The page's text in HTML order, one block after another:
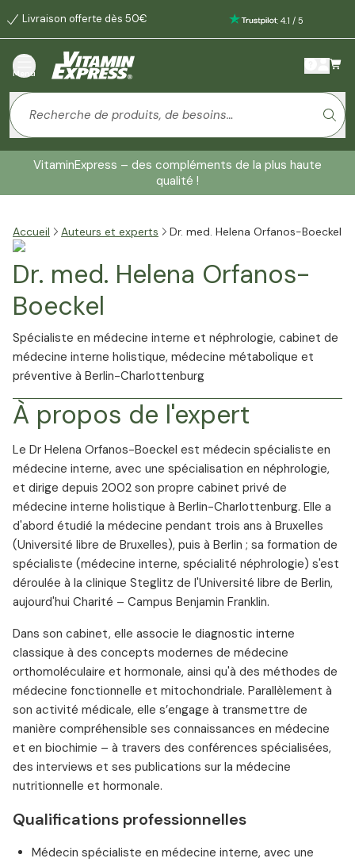
Livraison offerte dès 50€ : 4.1 / 5
Menu
VitaminExpress – des compléments de la plus haute
qualité !
Accueil Auteurs et experts Dr. med. Helena Orfanos-Boeckel
Dr. med. Helena Orfanos-
Boeckel
Spécialiste en médecine interne et néphrologie, cabinet de
médecine interne holistique, médecine métabolique et
préventive à Berlin-Charlottenburg
À propos de l'expert
Le Dr Helena Orfanos-Boeckel est médecin spécialiste en
médecine interne, avec une spécialisation en néphrologie,
et dirige depuis 2002 son propre cabinet privé de
médecine interne holistique à Berlin-Charlottenburg. Elle a
d'abord étudié la médecine pendant trois ans à Bruxelles
(Université libre de Bruxelles), puis à Berlin ; sa formation de
spécialiste (médecine interne, spécialité néphrologie) s'est
déroulée à la clinique Steglitz de l'Université libre de Berlin,
aujourd'hui Charité – Campus Benjamin Franklin.
Dans son cabinet, elle associe le diagnostic interne
classique à des concepts modernes de médecine
orthomoléculaire et hormonale, ainsi qu'à des méthodes de
médecine fonctionnelle et mitochondriale. Parallèlement à
son activité médicale, elle s’engage à transmettre de
manière compréhensible ses connaissances en médecine
et en biochimie – à travers des conférences spécialisées,
des interviews et ses publications sur la médecine
nutritionnelle et hormonale.
Qualifications professionnelles
Médecin spécialiste en médecine interne, avec une